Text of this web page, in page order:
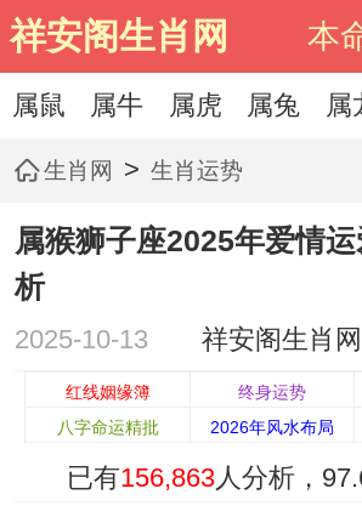
祥安阁生肖网 本
属鼠 属牛 属虎 属兔 属
生肖网 > 生肖运势
属猴狮子座2025年爱情
析
2025-10-13 祥安阁生肖网
红线姻缘簿 终身运势
八字命运精批
2026年风水布局
已有156,863人分析，